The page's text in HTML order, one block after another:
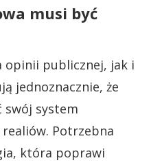
musi być
opinii publicznej, jak i
jednoznacznie, że
swój system
Potrzebna
która poprawi